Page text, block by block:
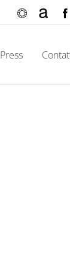
OculaArtnet
Press